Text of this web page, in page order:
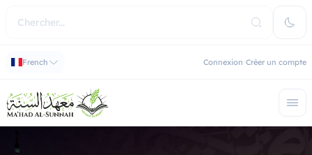
French Connexion Créer un compte